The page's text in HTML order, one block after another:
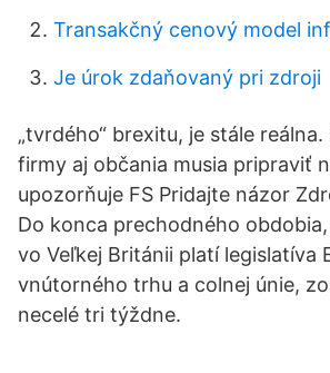
Transakčný cenový model
Je úrok zdaňovaný pri zdroji
„tvrdého“ brexitu, je stále
firmy aj občania musia pripraviť
upozorňuje FS Pridajte názor
Do konca prechodného
vo Veľkej Británii platí legislatíva
vnútorného trhu a colnej únie,
necelé tri týždne.